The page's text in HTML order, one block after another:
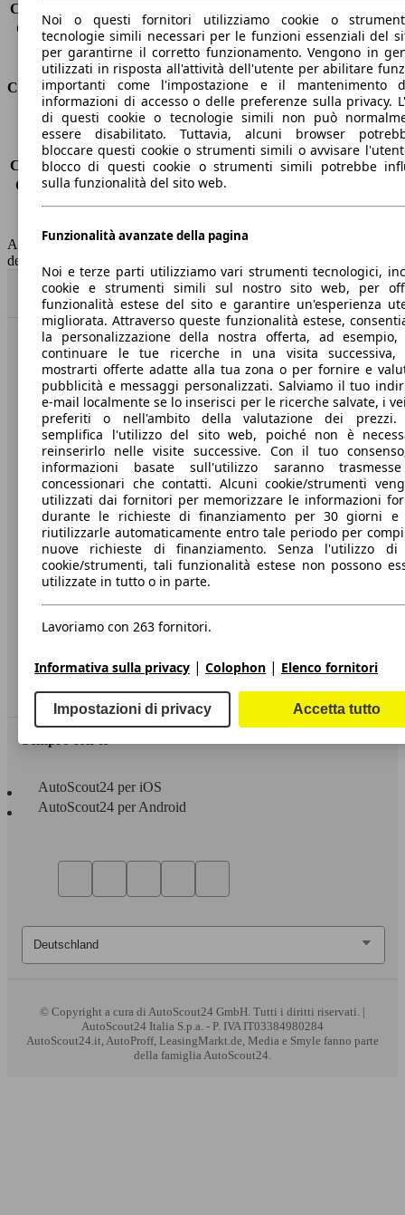
Capacità di traino (senza freni)
Capacità di traino (con freni)
1200 kg
Volume del bagagliaio
774 l
Consumi
Emissioni di CO2*
Consumo (urbano)
-
Consumo (extra-urbano) -
Consumo (combinato)* -
Classe di emissione
Euro 6
AutoScout24 non si assume alcuna responsabilità per la correttezza
dei dati.
Torna su
Benvenuti su AutoScout24, il mercato auto europeo.
Società
A proposito di AutoScout24
Stampa
Media
Condizioni generali
Informazioni
Dichiarazione di Accessibilità
Servizi
Area rivenditori
AutoScout24 per iOS
AutoScout24 per Android
© Copyright a cura di AutoScout24 GmbH. Tutti i diritti riservati. |
AutoScout24 Italia S.p.a. - P. IVA IT03384980284
AutoScout24.it, AutoProff, LeasingMarkt.de, Media e Smyle fanno parte
della famiglia AutoScout24.
Noi o questi fornitori utilizziamo cookie o
tecnologie simili necessari per le funzioni essenziali del
per garantirne il corretto funzionamento. Vengono in
utilizzati in risposta all'attività dell'utente per abilitare
importanti come l'impostazione e il mantenimento
informazioni di accesso o delle preferenze sulla privacy.
di questi cookie o tecnologie simili non può
essere disabilitato. Tuttavia, alcuni browser
bloccare questi cookie o strumenti simili o avvisare
blocco di questi cookie o strumenti simili potrebbe
sulla funzionalità del sito web.
Funzionalità avanzate della pagina
Noi e terze parti utilizziamo vari strumenti tecnologici,
cookie e strumenti simili sul nostro sito web, per
funzionalità estese del sito e garantire un'esperienza
migliorata. Attraverso queste funzionalità estese,
la personalizzazione della nostra offerta, ad esempio,
continuare le tue ricerche in una visita successiva,
mostrarti offerte adatte alla tua zona o per fornire e
pubblicità e messaggi personalizzati. Salviamo il tuo
e-mail localmente se lo inserisci per le ricerche salvate, i
preferiti o nell'ambito della valutazione dei prezzi.
semplifica l'utilizzo del sito web, poiché non è
reinserirlo nelle visite successive. Con il tuo
informazioni basate sull'utilizzo saranno
concessionari che contatti. Alcuni cookie/strumenti
utilizzati dai fornitori per memorizzare le informazioni
durante le richieste di finanziamento per 30 giorni e
riutilizzarle automaticamente entro tale periodo per
nuove richieste di finanziamento. Senza l'utilizzo
cookie/strumenti, tali funzionalità estese non possono
utilizzate in tutto o in parte.
Lavoriamo con 263 fornitori.
Informativa sulla privacy | Colophon | Elenco fornitori
Impostazioni di privacy Accetta tutto